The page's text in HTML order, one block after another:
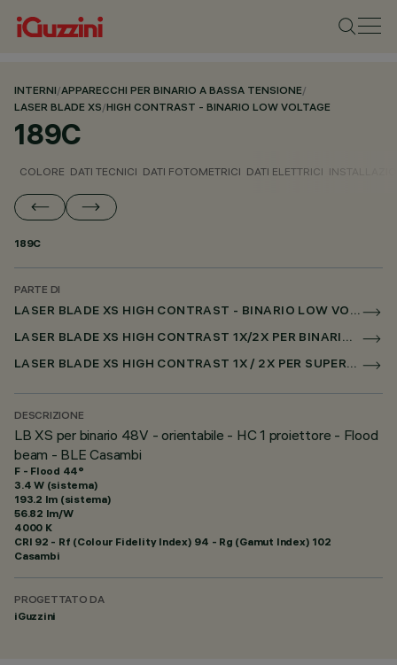
INTERNI/APPARECCHI PER BINARIO A BASSA TENSIONE/
LASER BLADE XS/HIGH CONTRAST - BINARIO LOW VOLTAGE
189C
COLORE DATI TECNICI DATI FOTOMETRICI DATI ELETTRICI
189C
PARTE DI
LASER BLADE XS HIGH CONTRAST - BINARIO LOW VOLTAGE
LASER BLADE XS HIGH CONTRAST 1X/2X PER BINARIO LOW VOLTAGE CASAMBI
LASER BLADE XS HIGH CONTRAST 1X / 2X PER SUPERRAIL CASAMBI
DESCRIZIONE
LB XS per binario 48V - orientabile - HC 1 proiettore - Flood
beam - BLE Casambi
F - Flood 44°
3.4 W (sistema)
193.2 lm (sistema)
56.82 lm/W
4000 K
CRI 92 - Rf (Colour Fidelity Index) 94 - Rg (Gamut Index) 102
Casambi
PROGETTATO DA
iGuzzini